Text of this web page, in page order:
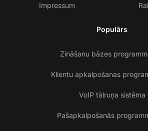
Impressum
Populārs
Zināšanu bāzes
Klientu apkalpošanas
VoIP tālruņa sistēma
Pašapkalpošanās